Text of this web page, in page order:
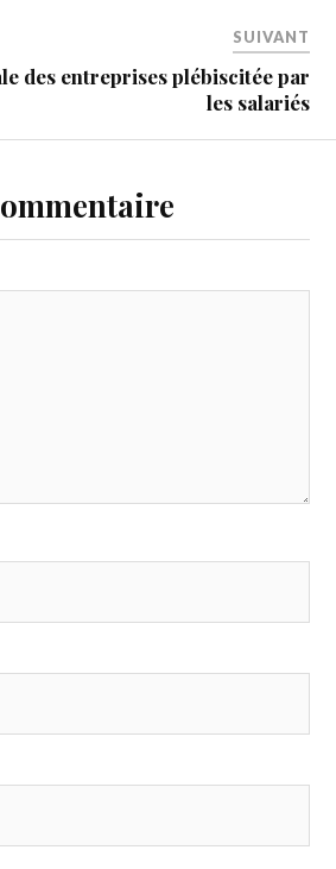
SUIVANT
des entreprises plébiscitée par
les salariés